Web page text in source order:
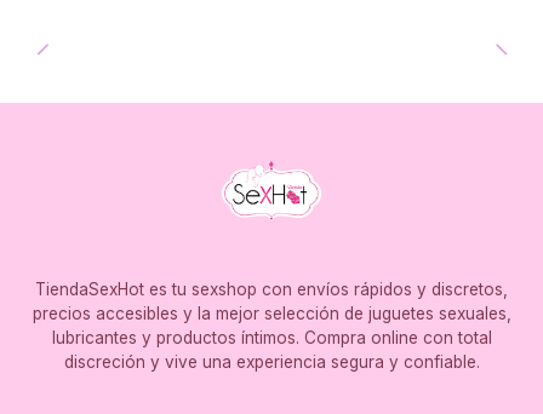
TiendaSexHot es tu sexshop con envíos rápidos y discretos,
precios accesibles y la mejor selección de juguetes sexuales,
lubricantes y productos íntimos. Compra online con total
discreción y vive una experiencia segura y confiable.